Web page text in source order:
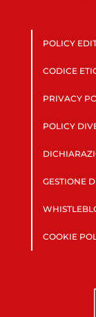
POLICY
CODICE
PRIVACY
POLICY
GESTIONE
COOKIE